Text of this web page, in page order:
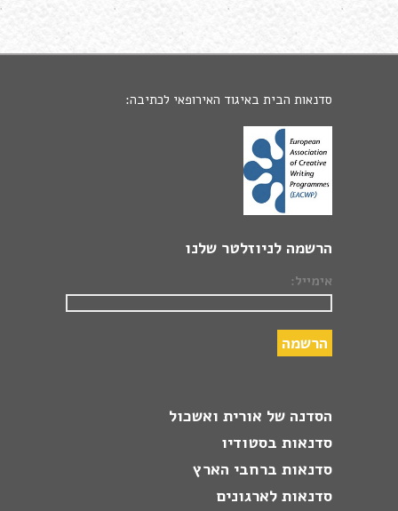
סדנאות הבית באיגוד האירופאי לכתיבה:
הרשמה לניוזלטר שלנו
אימייל:
הסדנה של אורית ואשכול
סדנאות בסטודיו
סדנאות ברחבי הארץ
סדנאות לארגונים